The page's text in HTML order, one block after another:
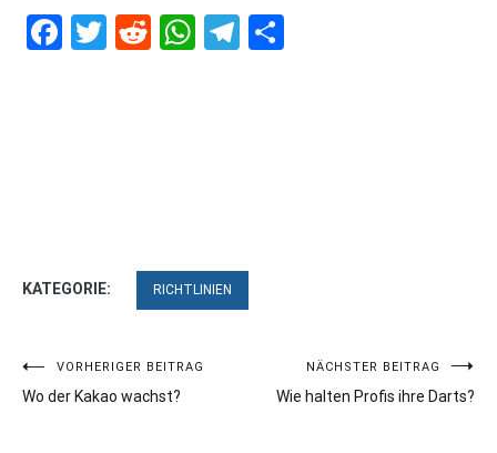
Facebook
Twitter
RedditWhatsApp
Telegram
KATEGORIE: RICHTLINIEN
Beitragsnavigation
VORHERIGER BEITRAG
Wo der Kakao wachst?
NÄCHSTER BEITRAG
Wie halten Profis ihre Darts?